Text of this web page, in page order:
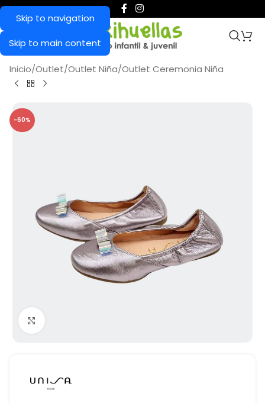
Skip to navigation
Skip to main content
Inicio/Outlet/Outlet Niña/Outlet Ceremonia Niña
-60%
Haga Click para agrandar